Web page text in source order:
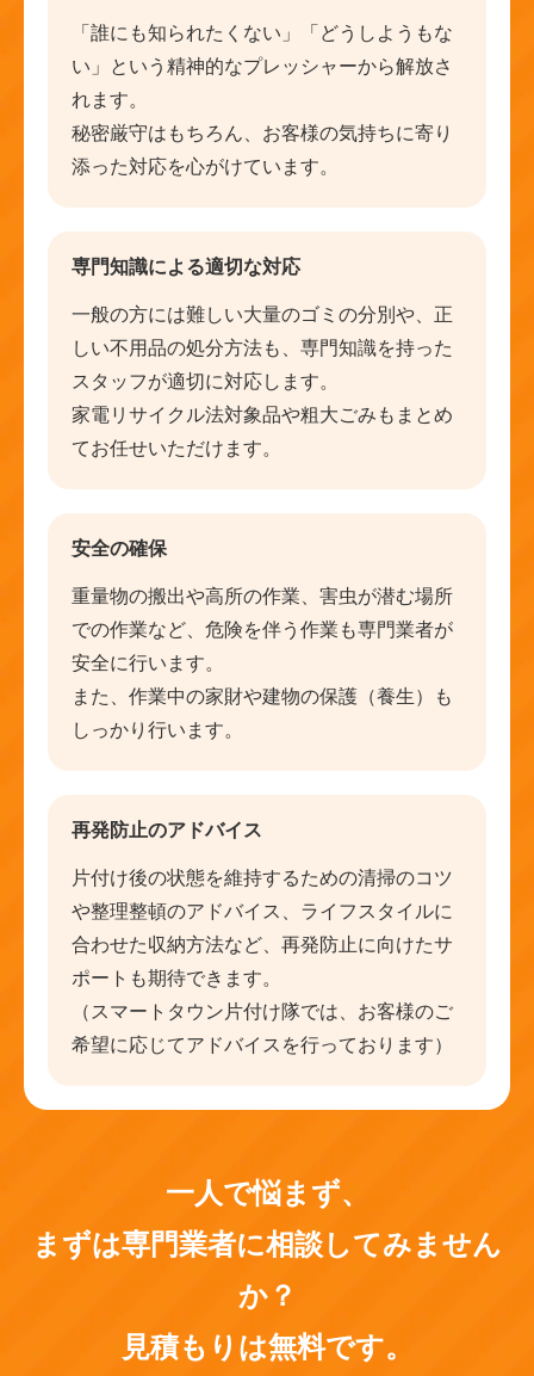
「誰にも知られたくない」「どうしようもな
い」という精神的なプレッシャーから解放さ
れます。
秘密厳守はもちろん、お客様の気持ちに寄り
添った対応を心がけています。
専門知識による適切な対応
一般の方には難しい大量のゴミの分別や、正
しい不用品の処分方法も、専門知識を持った
スタッフが適切に対応します。
家電リサイクル法対象品や粗大ごみもまとめ
てお任せいただけます。
安全の確保
重量物の搬出や高所の作業、害虫が潜む場所
での作業など、危険を伴う作業も専門業者が
安全に行います。
また、作業中の家財や建物の保護（養生）も
しっかり行います。
再発防止のアドバイス
片付け後の状態を維持するための清掃のコツ
や整理整頓のアドバイス、ライフスタイルに
合わせた収納方法など、再発防止に向けたサ
ポートも期待できます。
（スマートタウン片付け隊では、お客様のご
希望に応じてアドバイスを行っております）
一人で悩まず、
まずは専門業者に相談してみません
か？
見積もりは無料です。